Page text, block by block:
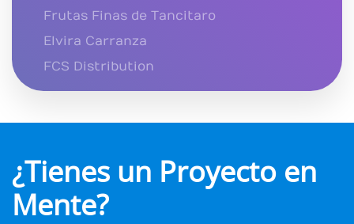
Frutas Finas de Tancitaro
Elvira Carranza
FCS Distribution
¿Tienes un Proyecto en
Mente?